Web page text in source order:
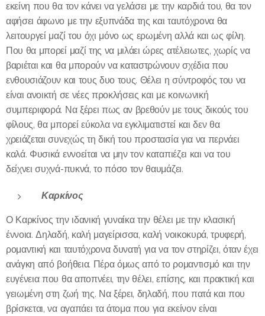
εκείνη που θα τον κάνει να γελάσει με την καρδιά του, θα τον
αφήσει άφωνο με την εξυπνάδα της και ταυτόχρονα θα
λειτουργεί μαζί του όχι μόνο ως ερωμένη αλλά και ως φίλη.
Που θα μπορεί μαζί της να μιλάει ώρες ατέλειωτες, χωρίς να
βαριέται και θα μπορούν να καταστρώνουν σχέδια που
ενθουσιάζουν και τους δυο τους. Θέλει η σύντροφός του να
είναι ανοικτή σε νέες προκλήσεις και με κοινωνική
συμπεριφορά. Να ξέρει πως αν βρεθούν με τους δικούς του
φίλους, θα μπορεί εύκολα να εγκλιματιστεί και δεν θα
χρειάζεται συνεχώς τη δική του προστασία για να περνάει
καλά. Φυσικά εννοείται να μην τον καταπιέζει και να του
δείχνει συχνά-πυκνά, το πόσο τον θαυμάζει.
Καρκίνος
Ο Καρκίνος την ιδανική γυναίκα την θέλει με την κλασική
έννοια. Δηλαδή, καλή μαγείρισσα, καλή νοικοκυρά, τρυφερή,
ρομαντική και ταυτόχρονα δυνατή για να τον στηρίζει, όταν έχει
ανάγκη από βοήθεια. Πέρα όμως από το ρομαντισμό και την
ευγένεια που θα αποπνέει, την θέλει, επίσης, και πρακτική και
γειωμένη στη ζωή της. Να ξέρει, δηλαδή, που πατά και που
βρίσκεται, να αγαπάει τα άτομα που για εκείνον είναι